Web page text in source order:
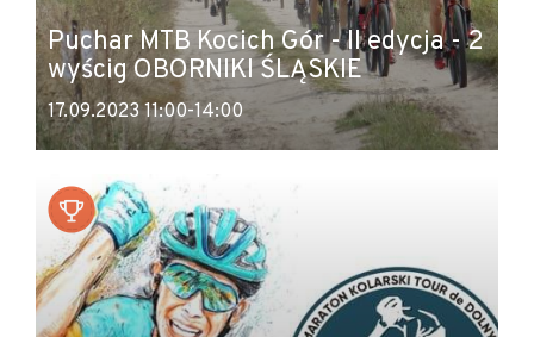
Puchar MTB Kocich Gór - II edycja - 2
wyścig OBORNIKI ŚLĄSKIE
17.09.2023 11:00-14:00